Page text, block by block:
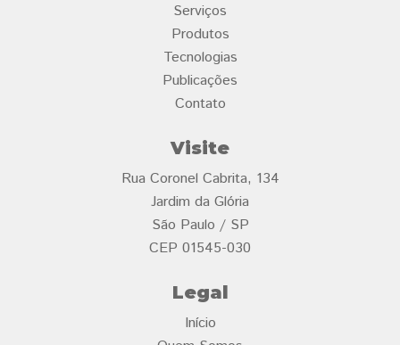
Serviços
Produtos
Tecnologias
Publicações
Contato
Visite
Rua Coronel Cabrita, 134
Jardim da Glória
São Paulo / SP
CEP 01545-030
Legal
Início